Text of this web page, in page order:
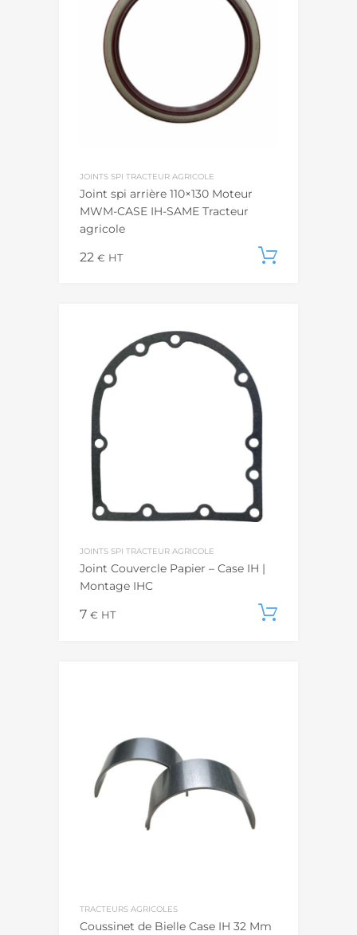
JOINTS SPI TRACTEUR AGRICOLE
Joint spi arrière 110×130 Moteur
MWM-CASE IH-SAME Tracteur
agricole
22 € HT
JOINTS SPI TRACTEUR AGRICOLE
Joint Couvercle Papier – Case IH |
Montage IHC
7 € HT
TRACTEURS AGRICOLES
Coussinet de Bielle Case IH 32 Mm